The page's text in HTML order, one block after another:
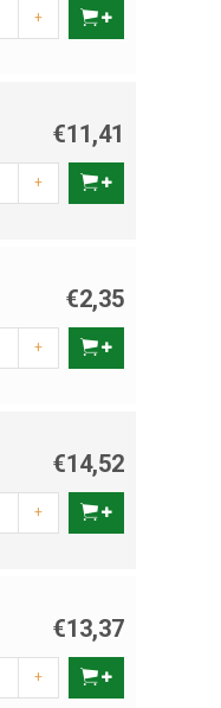
+
€11,41
+
€2,35
+
€14,52
+
€13,37
+